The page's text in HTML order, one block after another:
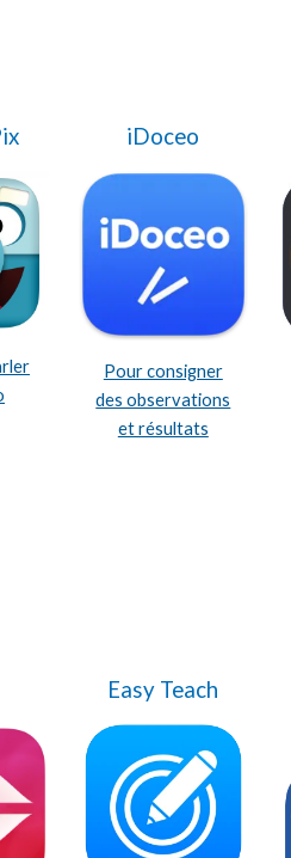
iDoceo
Pour consigner
des observations
et résultats
Easy Teach